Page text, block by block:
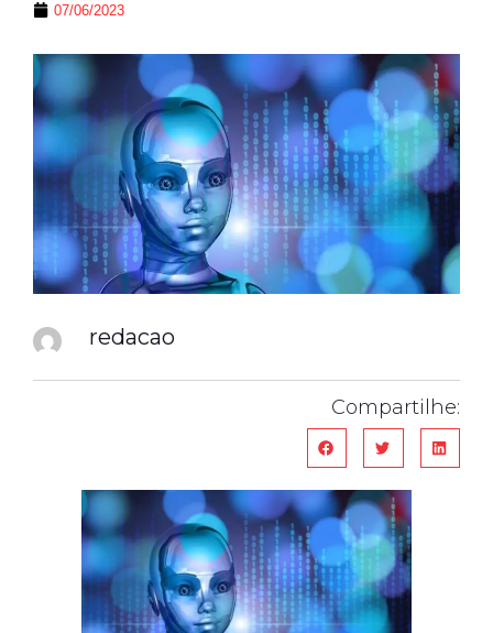
07/06/2023
redacao
Compartilhe: